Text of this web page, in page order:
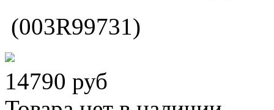
(003R99731)
14790 руб